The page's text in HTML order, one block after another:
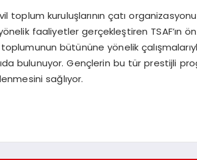
kuruluşlarının çatı
faaliyetler gerçekleştiren TSAF’ın
bütününe yönelik
bulunuyor. Gençlerin bu tür prestijli
sağlıyor.